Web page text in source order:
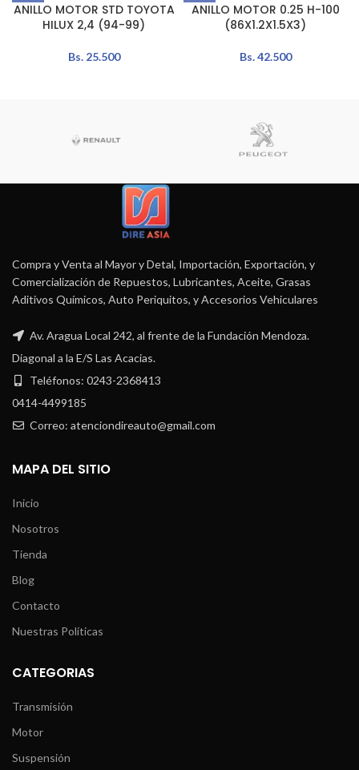
ANILLO MOTOR STD TOYOTA
HILUX 2,4 (94-99)
Bs.25.500
ANILLO MOTOR 0.25 H-100
(86X1.2X1.5X3)
Bs.42.500
Compra y Venta al Mayor y Detal, Importación, Exportación, y
Comercialización de Repuestos, Lubricantes, Aceite, Grasas
Aditivos Químicos, Auto Periquitos, y Accesorios Vehiculares
Av. Aragua Local 242, al frente de la Fundación Mendoza.
Diagonal a la E/S Las Acacias.
Teléfonos: 0243-2368413
0414-4499185
Correo: atenciondireauto@gmail.com
MAPA DEL SITIO
Inicio
Nosotros
Tienda
Blog
Contacto
Nuestras Políticas
CATEGORIAS
Transmisión
Motor
Suspensión